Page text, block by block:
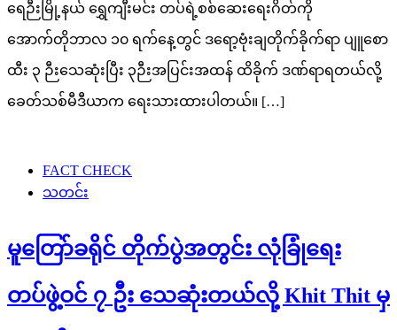
ရေဉီးမြို့နယ် ရွှေကျီးမင်း တပ်ရဲ့စစ်ဆေးရေးဂိတ်ကို
အောက်တိုဘာလ ၁၀ ရက်နေ့တွင် ဒရော့ဗုံးချတိုက်ခိုက်ရာ ပျူစော
ထီး ၃ ဉီးသေဆုံးပြီး ၃ဉီးအပြင်းအထန် ထိခိုက် ဒဏ်ရာရတယ်လို့
ခေတ်သစ်မီဒီယာက ရေးသားထားပါတယ်။ […]
FACT CHECK
သတင်း
မူတြော်ခရိုင် တိုက်ပွဲအတွင်း လုံခြုံရေး
တပ်ဖွဲ့ဝင် ၇ ဦး သေဆုံးတယ်လို့ Khit Thit မှ